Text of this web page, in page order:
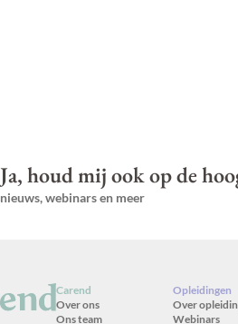
Ja, houd mij ook op de
nieuws, webinars en meer
Carend
Over ons
Ons team
Opleidingen
Over
Webinars